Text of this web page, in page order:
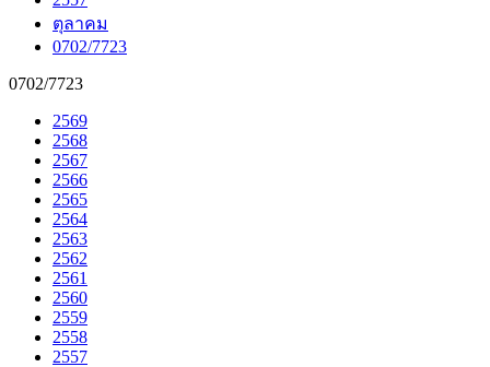
ตุลาคม
0702/7723
0702/7723
2569
2568
2567
2566
2565
2564
2563
2562
2561
2560
2559
2558
2557